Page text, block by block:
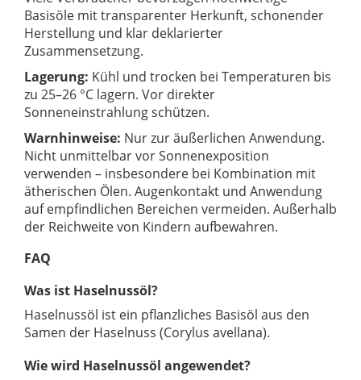
Basisöle mit transparenter Herkunft, schonender
Herstellung und klar deklarierter
Zusammensetzung.
Lagerung: Kühl und trocken bei Temperaturen bis
zu 25–26 °C lagern. Vor direkter
Sonneneinstrahlung schützen.
Warnhinweise: Nur zur äußerlichen Anwendung.
Nicht unmittelbar vor Sonnenexposition
verwenden – insbesondere bei Kombination mit
ätherischen Ölen. Augenkontakt und Anwendung
auf empfindlichen Bereichen vermeiden. Außerhalb
der Reichweite von Kindern aufbewahren.
FAQ
Was ist Haselnussöl?
Haselnussöl ist ein pflanzliches Basisöl aus den
Samen der Haselnuss (Corylus avellana).
Wie wird Haselnussöl angewendet?